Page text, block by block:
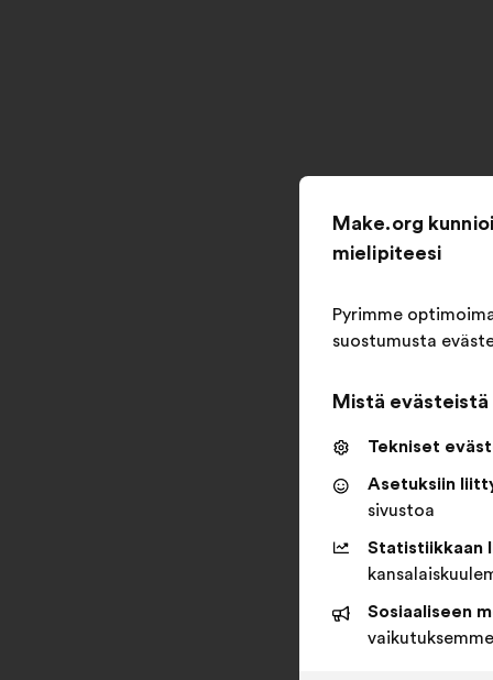
Make.org
mielipiteesi
Pyrimme
suostumusta
Mistä evästeistä
Tekniset
Asetuksiin
sivustoa
Statistiikkaan
Sosiaaliseen